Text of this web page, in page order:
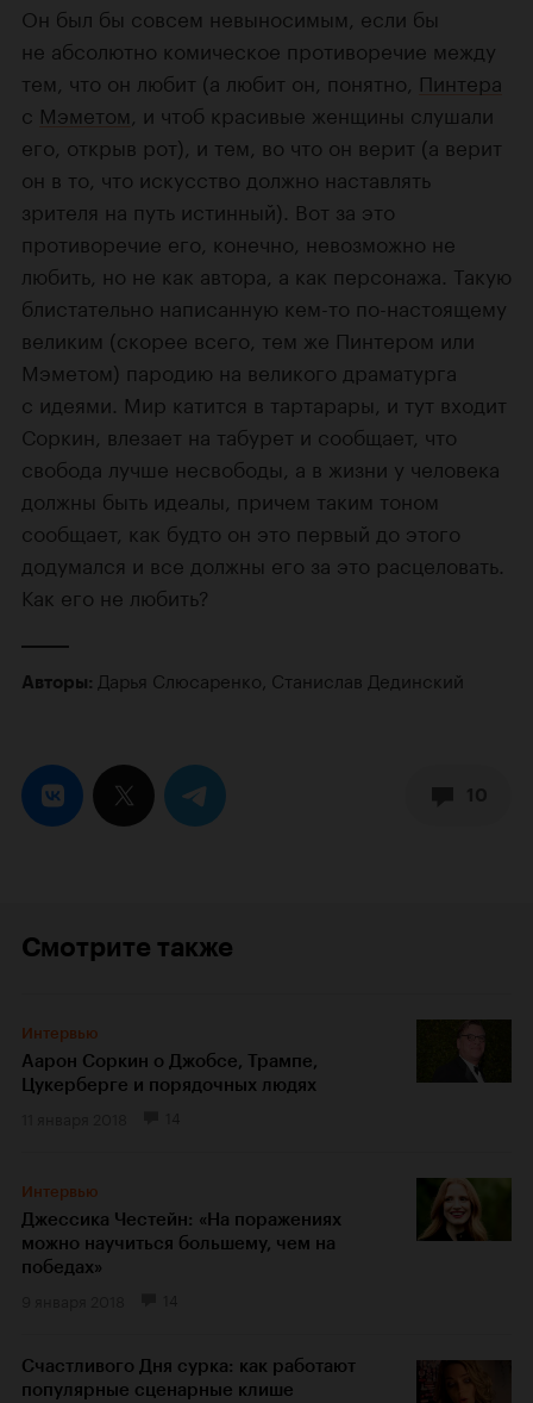
Он был бы совсем невыносимым, если бы
не абсолютно комическое противоречие между
тем, что он любит (а любит он, понятно, Пинтера
с Мэметом , и чтоб красивые женщины слушали
его, открыв рот), и тем, во что он верит (а верит
он в то, что искусство должно наставлять
зрителя на путь истинный). Вот за это
противоречие его, конечно, невозможно не
любить, но не как автора, а как персонажа. Такую
блистательно написанную кем-то по-настоящему
великим (скорее всего, тем же Пинтером или
Мэметом) пародию на великого драматурга
с идеями. Мир катится в тартарары, и тут входит
Соркин, влезает на табурет и сообщает, что
свобода лучше несвободы, а в жизни у человека
должны быть идеалы, причем таким тоном
сообщает, как будто он это первый до этого
додумался и все должны его за это расцеловать.
Как его не любить?
Авторы: Дарья Слюсаренко, Станислав Дединский
Смотрите также
Интервью
Аарон Соркин о Джобсе, Трампе,
Цукерберге и порядочных людях
Интервью
Джессика Честейн: «На поражениях
можно научиться большему, чем на
победах»
Счастливого Дня сурка: как работают
популярные сценарные клише